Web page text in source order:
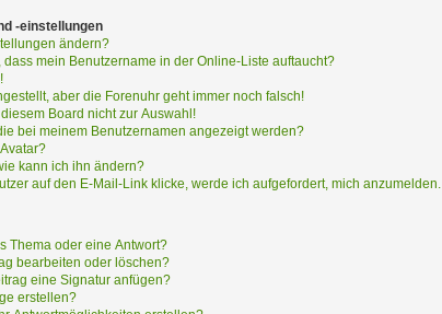
-einstellungen
ändern?
mein Benutzername in der Online-Liste auftaucht?
aber die Forenuhr geht immer noch falsch!
Board nicht zur Auswahl!
bei meinem Benutzernamen angezeigt werden?
kann ich ihn ändern?
auf den E-Mail-Link klicke, werde ich aufgefordert, mich anzumelden.
Thema oder eine Antwort?
bearbeiten oder löschen?
eine Signatur anfügen?
erstellen?